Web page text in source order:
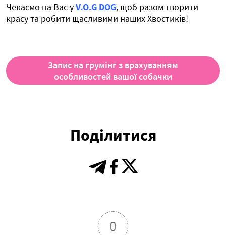
Чекаємо на Вас уV.O.G DOG, щоб разом творити
красу та робити щасливими наших Хвостиків!
Запис на грумінг з врахуванням
особливостей вашої собачки
Поділитися
0